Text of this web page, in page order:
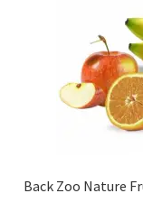
Back Zoo Nature